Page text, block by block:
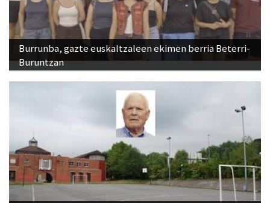
Burrunba, gazte euskaltzaleen ekimen berria Beterri-
Buruntzan